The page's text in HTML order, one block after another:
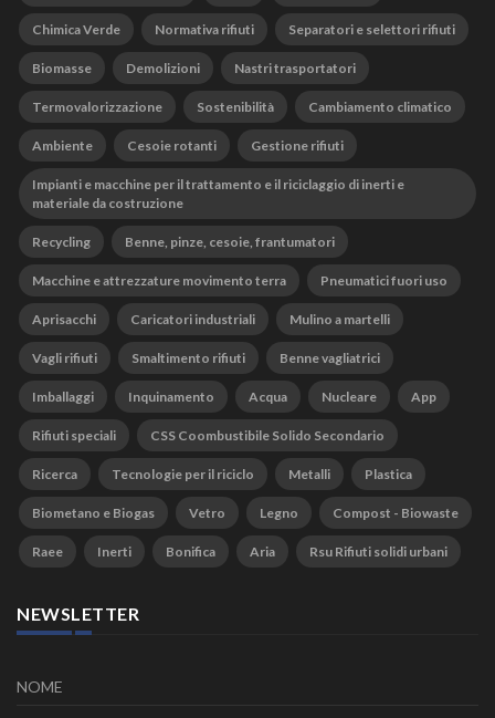
Chimica Verde Normativa rifiuti Separatori e selettori rifiuti
Biomasse Demolizioni Nastri trasportatori
Termovalorizzazione Sostenibilità Cambiamento climatico
Ambiente Cesoie rotanti Gestione rifiuti
Impianti e macchine per il trattamento e il riciclaggio di inerti e
materiale da costruzione
Recycling Benne, pinze, cesoie, frantumatori
Macchine e attrezzature movimento terra Pneumatici fuori uso
Aprisacchi Caricatori industriali Mulino a martelli
Vagli rifiuti Smaltimento rifiuti Benne vagliatrici
Imballaggi Inquinamento Acqua Nucleare App
Rifiuti speciali CSS Coombustibile Solido Secondario
Ricerca Tecnologie per il riciclo Metalli Plastica
Biometano e Biogas Vetro Legno Compost - Biowaste
Raee Inerti Bonifica Aria Rsu Rifiuti solidi urbani
NEWSLETTER